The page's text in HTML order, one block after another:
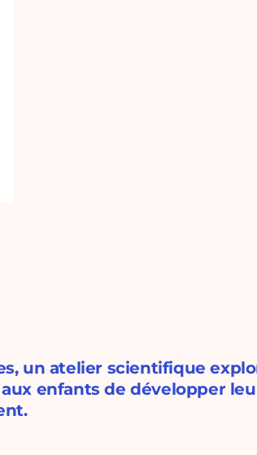
un atelier scientifique
enfants de développer